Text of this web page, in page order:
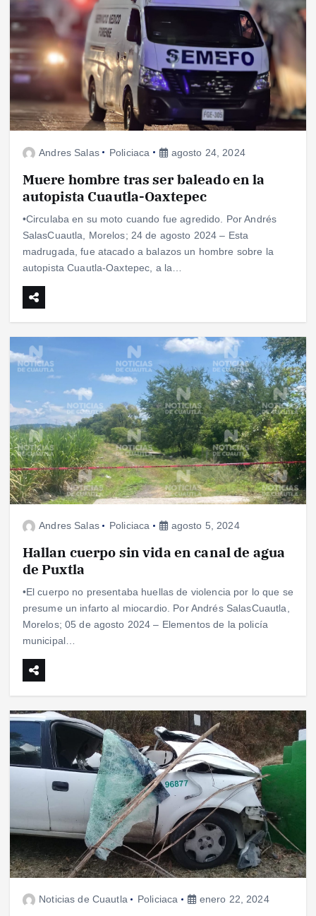
Andres Salas Policiaca agosto 24, 2024
Muere hombre tras ser baleado en la
autopista Cuautla-Oaxtepec
•Circulaba en su moto cuando fue agredido. Por Andrés
SalasCuautla, Morelos; 24 de agosto 2024 – Esta
madrugada, fue atacado a balazos un hombre sobre la
autopista Cuautla-Oaxtepec, a la…
Andres Salas Policiaca agosto 5, 2024
Hallan cuerpo sin vida en canal de agua
de Puxtla
•El cuerpo no presentaba huellas de violencia por lo que se
presume un infarto al miocardio. Por Andrés SalasCuautla,
Morelos; 05 de agosto 2024 – Elementos de la policía
municipal…
Noticias de Cuautla Policiaca enero 22, 2024